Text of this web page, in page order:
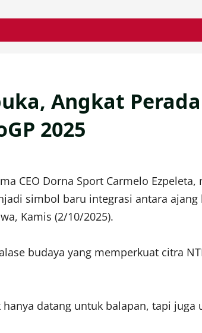
Angkat
2025
CEO Dorna Sport Carmelo
simbol baru integrasi antara
Kamis (2/10/2025).
budaya yang memperkuat citra
datang untuk balapan, tapi juga